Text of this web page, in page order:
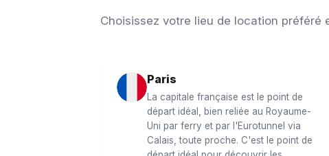
Choisissez votre lieu de location préféré
Paris
La capitale française est le point de
départ idéal, bien reliée au Royaume-
Uni par ferry et par l'Eurotunnel via
Calais, toute proche. C'est le point de